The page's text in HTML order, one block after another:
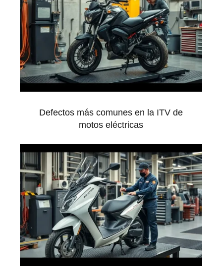
Defectos más comunes en la ITV de
motos eléctricas